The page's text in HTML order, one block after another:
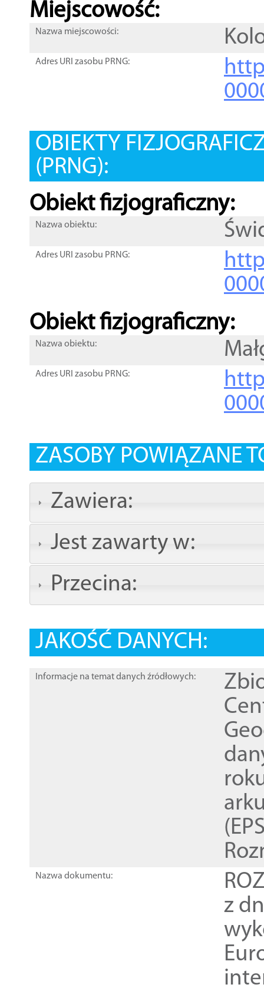
Miejscowość:
Nazwa miejscowości:
Adres URI zasobu PRNG:
OBIEKTY
(PRNG):
Obiekt fizjograficzny:
Nazwa obiektu:
Adres URI zasobu PRNG:
Obiekt fizjograficzny:
Nazwa obiektu:
Adres URI zasobu PRNG:
ZASOBY POWIĄZANE
Zawiera:
Jest zawarty w:
Przecina:
JAKOŚĆ DANYCH:
Informacje na temat danych źródłowych:
Nazwa dokumentu:
z